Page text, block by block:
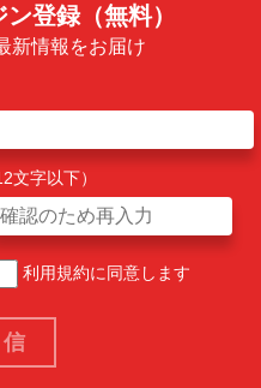
登録（無料）
新情報をお届け
文字以下）
利用規約に同意します